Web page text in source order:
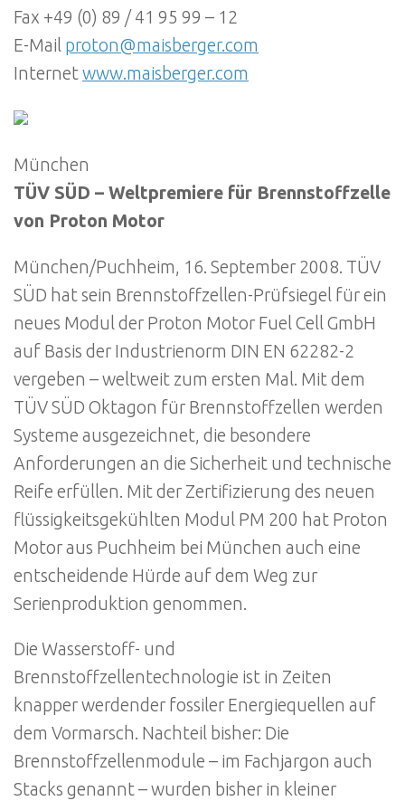
Fax +49 (0) 89 / 41 95 99 – 12
E-Mail proton@maisberger.com
Internetwww.maisberger.com
München
TÜV SÜD – Weltpremiere für Brennstoffzelle
von Proton Motor
München/Puchheim, 16. September 2008. TÜV
SÜD hat sein Brennstoffzellen-Prüfsiegel für ein
neues Modul der Proton Motor Fuel Cell GmbH
auf Basis der Industrienorm DIN EN 62282-2
vergeben – weltweit zum ersten Mal. Mit dem
TÜV SÜD Oktagon für Brennstoffzellen werden
Systeme ausgezeichnet, die besondere
Anforderungen an die Sicherheit und technische
Reife erfüllen. Mit der Zertifizierung des neuen
flüssigkeitsgekühlten Modul PM 200 hat Proton
Motor aus Puchheim bei München auch eine
entscheidende Hürde auf dem Weg zur
Serienproduktion genommen.
Die Wasserstoff- und
Brennstoffzellentechnologie ist in Zeiten
knapper werdender fossiler Energiequellen auf
dem Vormarsch. Nachteil bisher: Die
Brennstoffzellenmodule – im Fachjargon auch
Stacks genannt – wurden bisher in kleiner